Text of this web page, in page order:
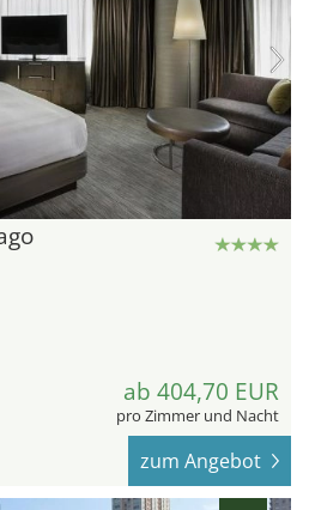
ab 404,70 EUR
pro Zimmer und Nacht
zum Angebot